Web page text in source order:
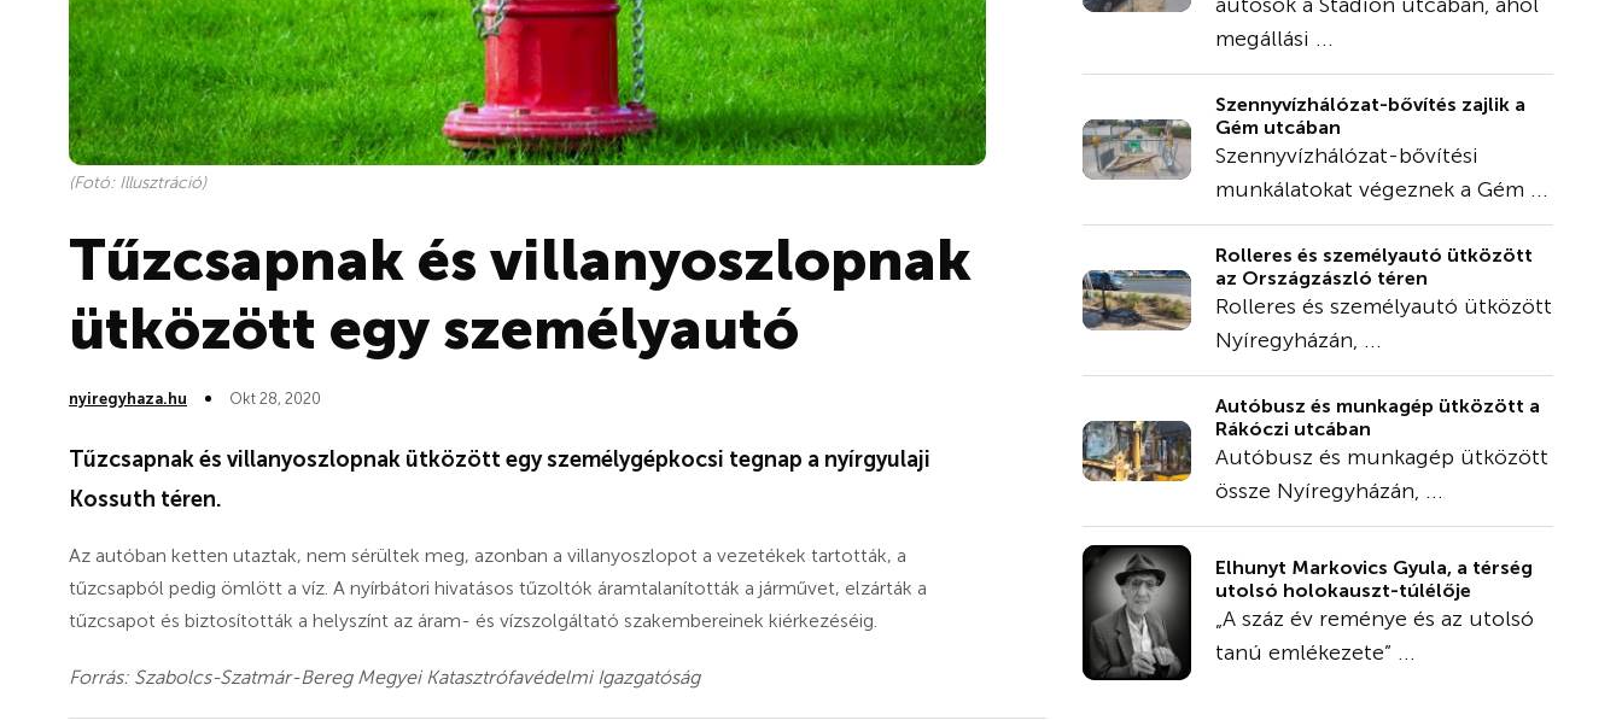
(Fotó: Illusztráció)
Tűzcsapnak és villanyoszlopnak
ütközött egy személyautó
nyiregyhaza.hu Okt 28, 2020
Tűzcsapnak és villanyoszlopnak ütközött egy személygépkocsi tegnap a nyírgyulaji
Kossuth téren.
Az autóban ketten utaztak, nem sérültek meg, azonban a villanyoszlopot a vezetékek tartották, a
tűzcsapból pedig ömlött a víz. A nyírbátori hivatásos tűzoltók áramtalanították a járművet, elzárták a
tűzcsapot és biztosították a helyszínt az áram- és vízszolgáltató szakembereinek kiérkezéséig.
Forrás: Szabolcs-Szatmár-Bereg Megyei Katasztrófavédelmi Igazgatóság
megállási ...
Szennyvízhálózat-bővítés zajlik a
Gém utcában
Szennyvízhálózat-bővítési
munkálatokat végeznek a Gém ...
Rolleres és személyautó ütközött
az Országzászló téren
Rolleres és személyautó ütközött
Nyíregyházán, ...
Autóbusz és munkagép ütközött a
Rákóczi utcában
Autóbusz és munkagép ütközött
össze Nyíregyházán, ...
Elhunyt Markovics Gyula, a térség
utolsó holokauszt-túlélője
„A száz év reménye és az utolsó
tanú emlékezete” ...